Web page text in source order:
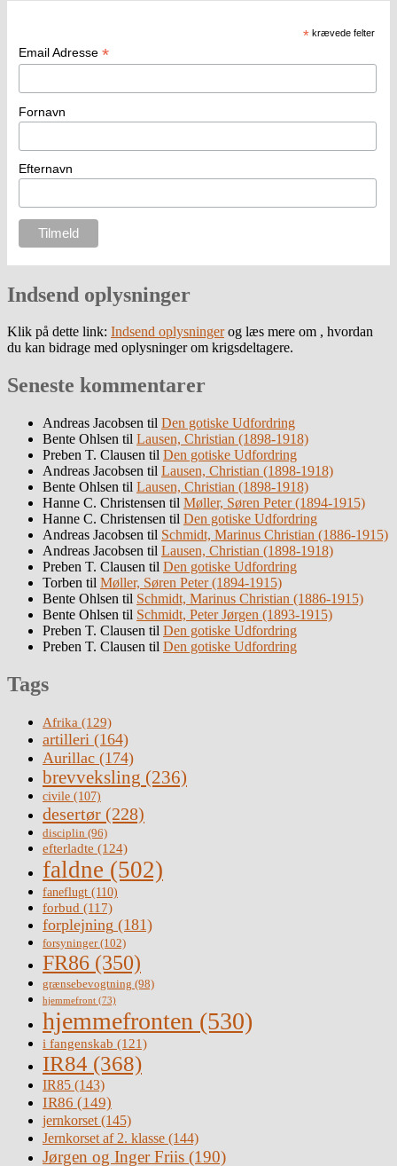
* krævede felter
Email Adresse *
Fornavn
Efternavn
Indsend oplysninger
Klik på dette link: Indsend oplysningerog læs mere om , hvordan
du kan bidrage med oplysninger om krigsdeltagere.
Seneste kommentarer
Andreas Jacobsen til Den gotiske Udfordring
Bente Ohlsen til Lausen, Christian (1898-1918)
Preben T. Clausen til Den gotiske Udfordring
Andreas Jacobsen til Lausen, Christian (1898-1918)
Bente Ohlsen til Lausen, Christian (1898-1918)
Hanne C. Christensen til Møller, Søren Peter (1894-1915)
Hanne C. Christensen til Den gotiske Udfordring
Andreas Jacobsen til Schmidt, Marinus Christian (1886-1915)
Andreas Jacobsen til Lausen, Christian (1898-1918)
Preben T. Clausen til Den gotiske Udfordring
Torben til Møller, Søren Peter (1894-1915)
Bente Ohlsen til Schmidt, Marinus Christian (1886-1915)
Bente Ohlsen til Schmidt, Peter Jørgen (1893-1915)
Preben T. Clausen til Den gotiske Udfordring
Preben T. Clausen til Den gotiske Udfordring
Tags
Afrika (129)
artilleri (164)
Aurillac (174)
brevveksling (236)
civile (107)
desertør (228)
disciplin (96)
efterladte (124)
faldne (502)
faneflugt (110)
forbud (117)
forplejning (181)
forsyninger(102)
FR86 (350)
grænsebevogtning (98)
hjemmefront (73)
hjemmefronten (530)
i fangenskab (121)
IR84 (368)
IR85 (143)
IR86 (149)
jernkorset(145)
Jernkorset af 2. klasse (144)
Jørgen og Inger Friis (190)